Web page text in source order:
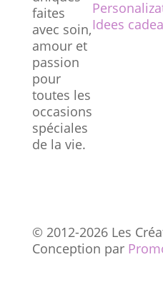
faites
avec soin,
amour et
passion
pour
toutes les
occasions
spéciales
de la vie.
Idees
© 2012-2026 Les
Conception par